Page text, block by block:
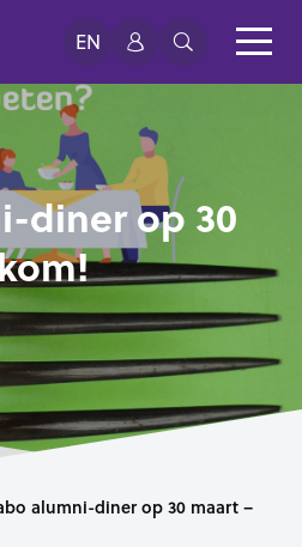
EN
diner op 30
alumni-diner op 30 maart –